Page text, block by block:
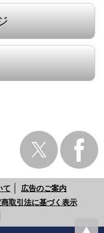
て
広告のご案内
取引法に基づく表示